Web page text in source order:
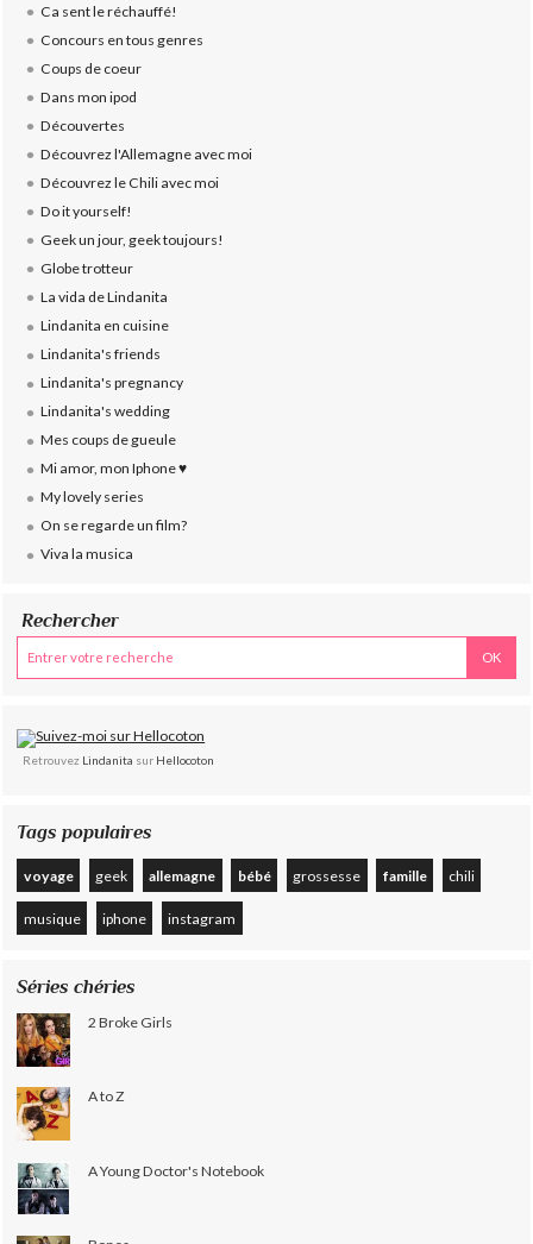
Ca sent le réchauffé!
Concours en tous genres
Coups de coeur
Dans mon ipod
Découvertes
Découvrez l'Allemagne avec moi
Découvrez le Chili avec moi
Do it yourself!
Geek un jour, geek toujours!
Globe trotteur
La vida de Lindanita
Lindanita en cuisine
Lindanita's friends
Lindanita's pregnancy
Lindanita's wedding
Mes coups de gueule
Mi amor, mon Iphone ♥
My lovely series
On se regarde un film?
Viva la musica
Rechercher
Retrouvez Lindanita sur Hellocoton
Tags populaires
voyage geek allemagne bébé grossesse famille chili
musique iphone instagram
Séries chéries
2 Broke Girls
A to Z
A Young Doctor's Notebook